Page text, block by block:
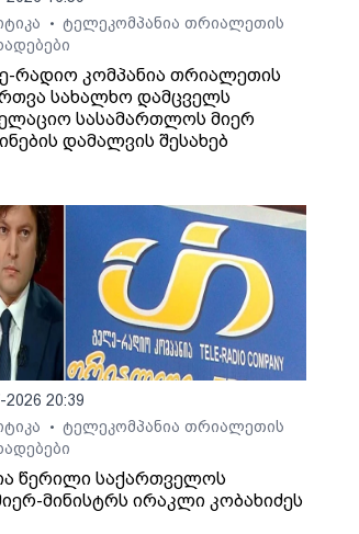
•
ტელეკომპანია თრიალეთის
რადიო კომპანია თრიალეთის
სახალხო დამცველს
სასამართლოს მიერ
დამალვის შესახებ
2026 20:39
•
ტელეკომპანია თრიალეთის
წერილი საქართველოს
მინისტრს ირაკლი კობახიძეს